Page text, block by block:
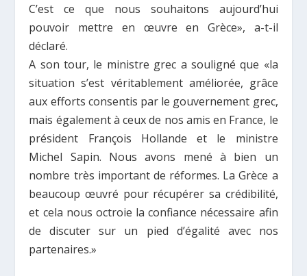
C’est ce que nous souhaitons aujourd’hui
pouvoir mettre en œuvre en Grèce», a-t-il
déclaré.
A son tour, le ministre grec a souligné que «la
situation s’est véritablement améliorée, grâce
aux efforts consentis par le gouvernement grec,
mais également à ceux de nos amis en France, le
président François Hollande et le ministre
Michel Sapin. Nous avons mené à bien un
nombre très important de réformes. La Grèce a
beaucoup œuvré pour récupérer sa crédibilité,
et cela nous octroie la confiance nécessaire afin
de discuter sur un pied d’égalité avec nos
partenaires.»